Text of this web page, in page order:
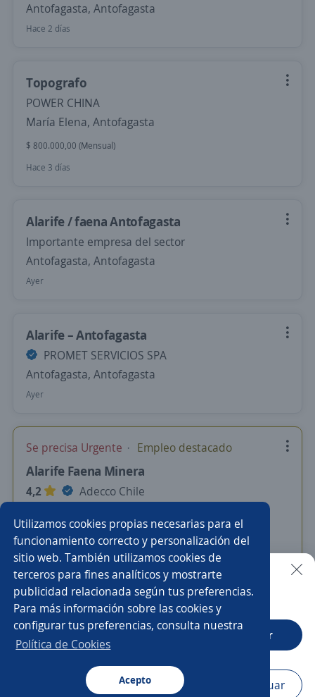
Utilizamos cookies propias necesarias para el
funcionamiento correcto y personalización del
sitio web. También utilizamos cookies de
terceros para fines analíticos y mostrarte
publicidad relacionada según tus preferencias.
Para más información sobre las cookies y
configurar tus preferencias, consulta nuestra
Política de Cookies
Acepto
Antofagasta, Antofagasta
Hace 2 días
Topografo
POWER CHINA
María Elena, Antofagasta
$ 800.000,00 (Mensual)
Hace 3 días
Alarife / faena Antofagasta
Importante empresa del sector
Antofagasta, Antofagasta
Ayer
Alarife – Antofagasta
PROMET SERVICIOS SPA
Antofagasta, Antofagasta
Ayer
Se precisa Urgente Empleo destacado
Alarife Faena Minera
4,2
Adecco Chile
$ 1.000.000,00 (Mensual)
19 de julio
Nuevas ofertas de empleo
Empleos similares
Buscar es más fácil en la app
CT App Abrir
Navegador Continuar